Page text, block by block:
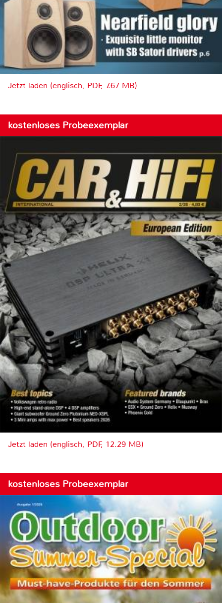
Jetzt laden (englisch, PDF, 7.67 MB)
kostenloses Probeexemplar
Jetzt laden (englisch, PDF, 12.29 MB)
kostenloses Probeexemplar